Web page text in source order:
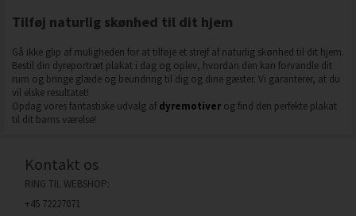
Tilføj naturlig skønhed til dit hjem
Gå ikke glip af muligheden for at tilføje et strejf af naturlig skønhed til dit hjem.
Bestil din dyreportræt plakat i dag og oplev, hvordan den kan forvandle dit
rum og bringe glæde og beundring til dig og dine gæster. Vi garanterer, at du
vil elske resultatet!
Opdag vores fantastiske udvalg af dyremotiver og find den perfekte plakat
til dit barns værelse!
Kontakt os
RING TIL WEBSHOP:
+45 72227071